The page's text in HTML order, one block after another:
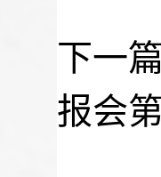
下一
报会